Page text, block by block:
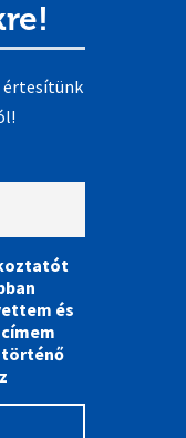
értesítünk
és
történő